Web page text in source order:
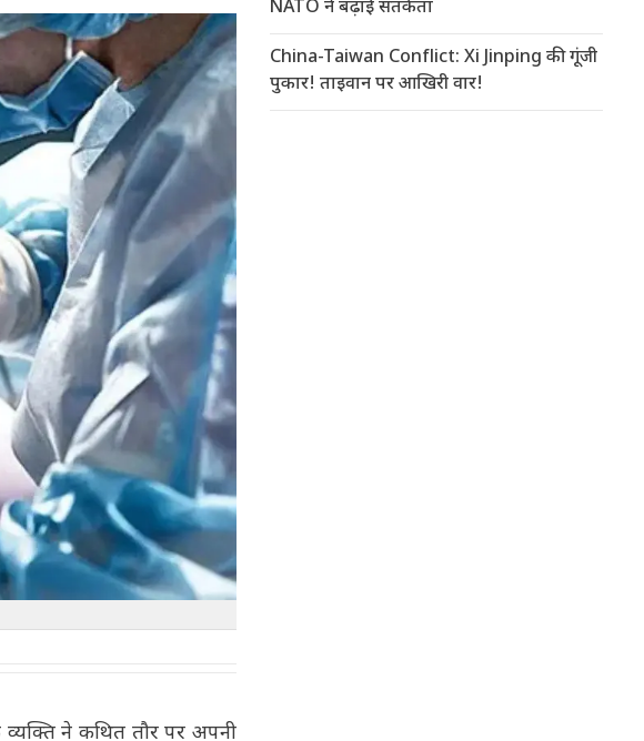
ने कथित तौर पर अपनी
NATO ने बढ़ाई सतर्कता
China-Taiwan Conflict: Xi Jinping की गूंजी
पुकार! ताइवान पर आखिरी वार!